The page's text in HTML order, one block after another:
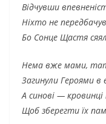
Відчувши
Ніхто не
Бо Сонце Щастя
Нема вже мами,
Загинули Героями в
А синові —
Щоб зберегти їх